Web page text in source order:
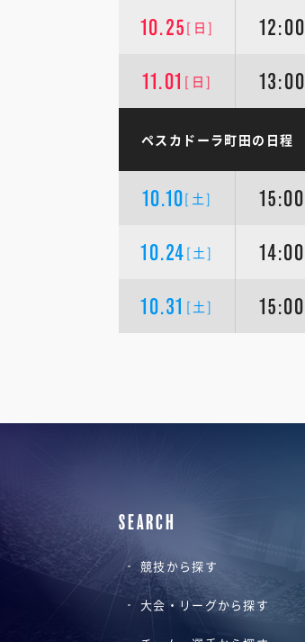
10.25 [日] 12:00
11.01 [日] 13:00
ペスカドーラ町田の日程
10.10[土] 15:00
10.24 [土] 14:00
10.31 [土] 15:00
SEARCH
競技から探す
大会・リーグから探す